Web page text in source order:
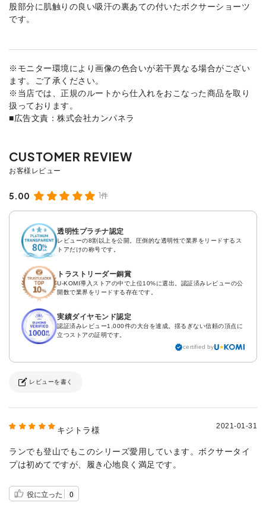
股部分に肌触りの良い吸汗の裏あての付いたボクサーショーツ
です。
※モニター環境により画像の色合いが若干異なる場合がござい
ます。ご了承ください。
※当店では、正規のルートから仕入れをおこなった商品を取り
扱っております。
■広告文責：株式会社カンパネラ
5.00 1件
透明性プラチナ認定
レビューの8割以上を公開。圧倒的な透明性で業界をリードするス
トアだけの称号です。
トラストリーダー銅賞
U-KOMI導入ストアの中で上位10%に選出。認証済みレビューの公
開数で業界をリードする存在です。
実績ダイヤモンド認定
認証済みレビュー1,000件の大台を達成。揺るぎない信頼の頂点に
立つストアの証明です。
certified by
レビューを書く
キジトラ様 2021-01-31
ランでも登山でもこのシリーズ愛用しています。ボクサータイ
プは初めてですが、履き心地良く満足です。
役に立った 0